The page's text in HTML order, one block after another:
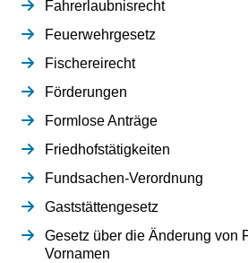
Fahrerlaubnisrecht
Feuerwehrgesetz
Fischereirecht
Förderungen
Formlose Anträge
Friedhofstätigkeiten
Fundsachen-Verordnung
Gaststättengesetz
Gesetz über die Änderung von
Vornamen